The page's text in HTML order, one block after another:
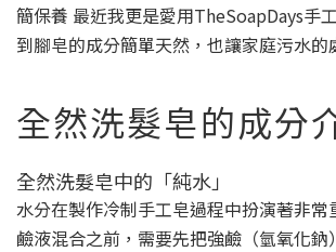
簡保養 最近我更是愛用TheSoapDays手
到腳皂的成分簡單天然，也讓家庭污水的
全然洗髮皂的成分
全然洗髮皂中的「純水」
水分在製作冷制手工皂過程中扮演著非常
鹼液混合之前，需要先把強鹼（氫氧化